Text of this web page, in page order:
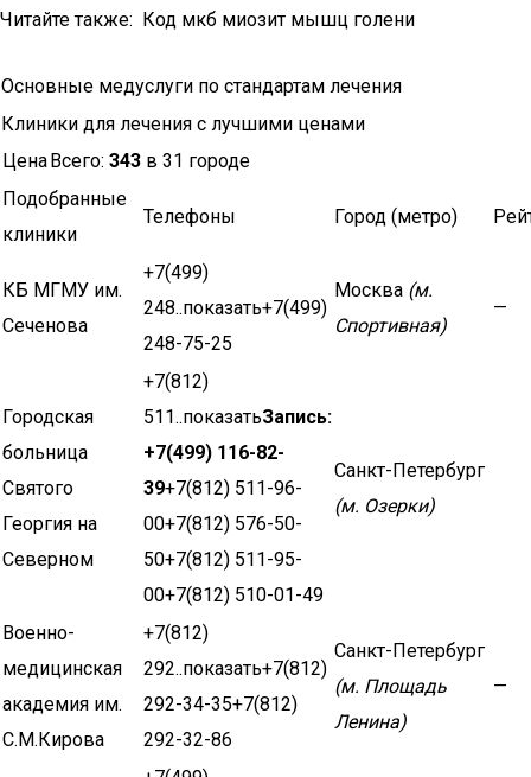
Читайте также: Код мкб миозит мышц голени
Основные медуслуги по стандартам лечения
Клиники для лечения с лучшими ценами
ЦенаВсего: 343 в 31 городе
Подобранные
клиники
Телефоны Город (метро)
КБ МГМУ им.
Сеченова
+7(499)
248..показать+7(499)
248-75-25
Москва (м.
Спортивная)
—
Городская
больница
Святого
Георгия на
Северном
+7(812)
511..показатьЗапись:
+7(499) 116-82-
39+7(812) 511-96-
00+7(812) 576-50-
50+7(812) 511-95-
00+7(812) 510-01-49
Санкт-Петербург
(м. Озерки)
Военно-
медицинская
академия им.
С.М.Кирова
+7(812)
292..показать+7(812)
292-34-35+7(812)
292-32-86
Санкт-Петербург
(м. Площадь
Ленина)
—